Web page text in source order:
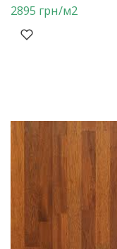
2895 грн/м2